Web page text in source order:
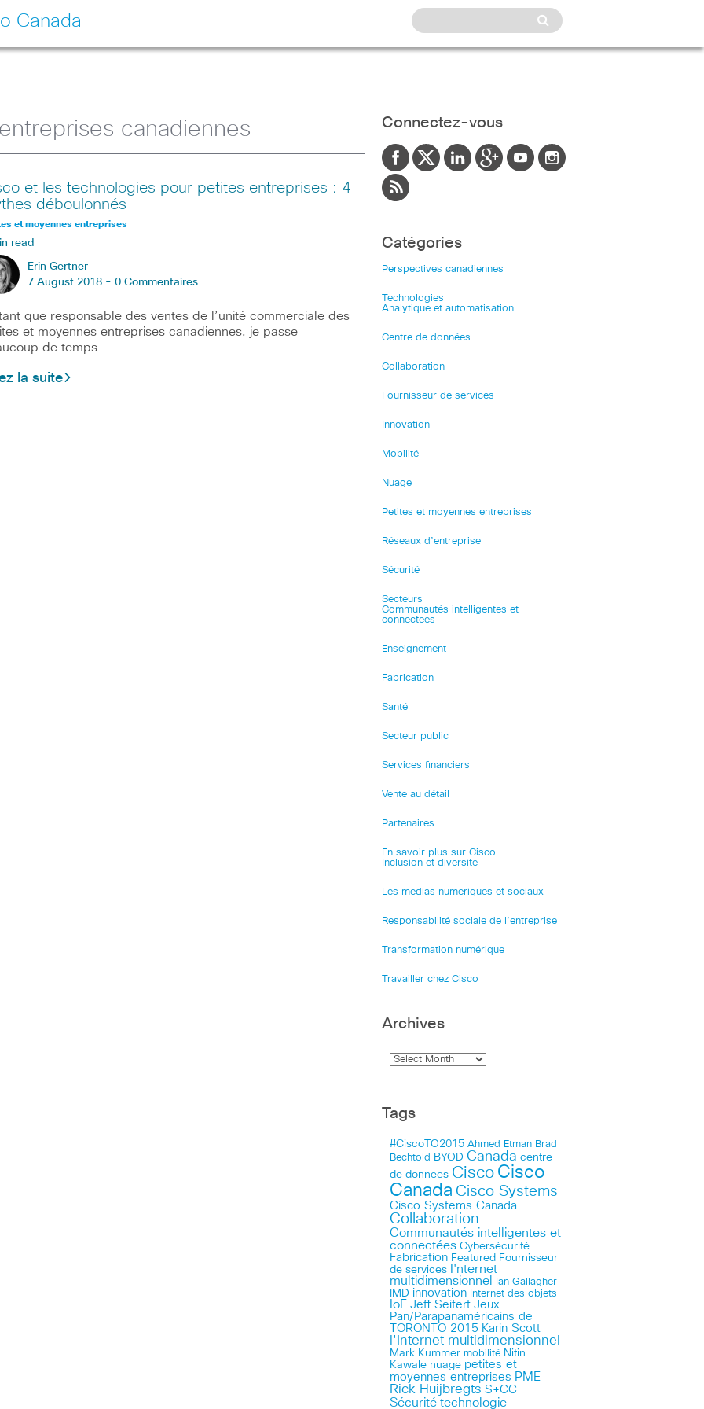
Canada
canadiennes
et les technologies pour petites entreprises : 4
déboulonnés
et moyennes entreprises
read
Erin Gertner
7 August 2018 - 0 Commentaires
que responsable des ventes de l’unité commerciale des
et moyennes entreprises canadiennes, je passe
de temps
la suite
Connectez-vous
Catégories
Perspectives canadiennes
Technologies
Analytique et automatisation
Centre de données
Collaboration
Fournisseur de services
Innovation
Mobilité
Nuage
Petites et moyennes entreprises
Réseaux d’entreprise
Sécurité
Secteurs
Communautés intelligentes et
connectées
Enseignement
Fabrication
Santé
Secteur public
Services financiers
Vente au détail
Partenaires
En savoir plus sur Cisco
Inclusion et diversité
Les médias numériques et sociaux
Responsabilité sociale de l’entreprise
Transformation numérique
Travailler chez Cisco
Archives
Tags
#CiscoTO2015 Ahmed Etman Brad
Bechtold
BYOD Canada centre
de donnees Cisco Cisco
Canada Cisco Systems
Cisco Systems Canada
Collaboration
Communautés intelligentes et
connectées Cybersécurité
Fabrication Featured Fournisseur
de services
I'nternet
multidimensionnel
Ian Gallagher
IMD innovation Internet des objets
IoE Jeff Seifert Jeux
Pan/Parapanaméricains de
TORONTO 2015 Karin Scott
l'Internet multidimensionnel
Mark Kummer mobilité Nitin
Kawale nuage petites et
moyennes entreprises PME
Rick Huijbregts S+CC
Sécurité technologie